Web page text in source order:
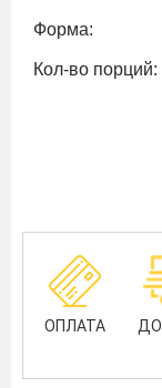
Форма:
Кол-во порций:
ОПЛАТА